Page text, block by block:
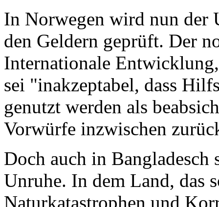
In Norwegen wird nun der
den Geldern geprüft. Der
Internationale
sei "inakzeptabel, dass
genutzt werden als
Vorwürfe inzwischen
Doch auch in
Unruhe. In dem Land, das
Naturkatastrophen und